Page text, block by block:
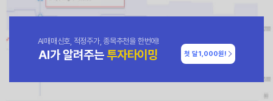
AI매매신호, 적정주가, 종목추천을 한번에!
AI가 알려주는투자타이밍 첫 달1,000원!